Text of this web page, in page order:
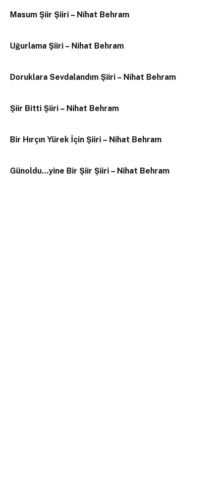
Masum Şiir Şiiri – Nihat Behram
Uğurlama Şiiri – Nihat Behram
Doruklara Sevdalandım Şiiri – Nihat Behram
Şiir Bitti Şiiri – Nihat Behram
Bir Hırçın Yürek İçin Şiiri – Nihat Behram
Günoldu…yine Bir Şiir Şiiri – Nihat Behram